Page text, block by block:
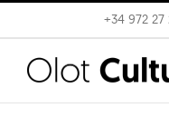
to
content
+34 972 27